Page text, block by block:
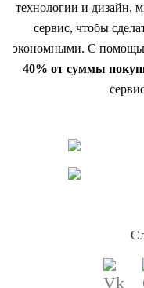
технологии и дизайн,
сервис, чтобы
экономными. С
40% от суммы